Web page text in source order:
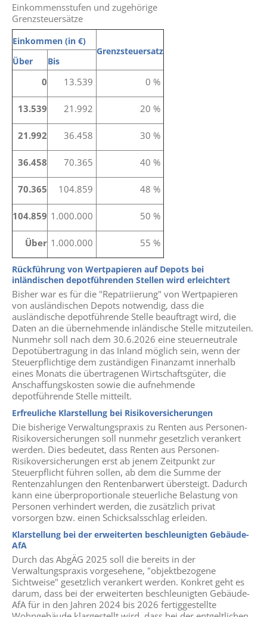
Einkommensstufen und zugehörige
Grenzsteuersätze
Einkommen (in €)
Grenzsteuersatz
Über
Bis
0 13.539 0 %
13.539 21.992 20 %
21.992 36.458 30 %
36.458 70.365 40 %
70.365 104.859 48 %
104.859 1.000.000 50 %
Über 1.000.000 55 %
Rückführung von Wertpapieren auf Depots bei
inländischen depotführenden Stellen wird erleichtert
Bisher war es für die "Repatriierung" von Wertpapieren
von ausländischen Depots notwendig, dass die
ausländische depotführende Stelle beauftragt wird, die
Daten an die übernehmende inländische Stelle mitzuteilen.
Nunmehr soll nach dem 30.6.2026 eine steuerneutrale
Depotübertragung in das Inland möglich sein, wenn der
Steuerpflichtige dem zuständigen Finanzamt innerhalb
eines Monats die übertragenen Wirtschaftsgüter, die
Anschaffungskosten sowie die aufnehmende
depotführende Stelle mitteilt.
Erfreuliche Klarstellung bei Risikoversicherungen
Die bisherige Verwaltungspraxis zu Renten aus Personen-
Risikoversicherungen soll nunmehr gesetzlich verankert
werden. Dies bedeutet, dass Renten aus Personen-
Risikoversicherungen erst ab jenem Zeitpunkt zur
Steuerpflicht führen sollen, ab dem die Summe der
Rentenzahlungen den Rentenbarwert übersteigt. Dadurch
kann eine überproportionale steuerliche Belastung von
Personen verhindert werden, die zusätzlich privat
vorsorgen bzw. einen Schicksalsschlag erleiden.
Klarstellung bei der erweiterten beschleunigten Gebäude-
AfA
Durch das AbgÄG 2025 soll die bereits in der
Verwaltungspraxis vorgesehene, "objektbezogene
Sichtweise" gesetzlich verankert werden. Konkret geht es
darum, dass bei der erweiterten beschleunigten Gebäude-
AfA für in den Jahren 2024 bis 2026 fertiggestellte